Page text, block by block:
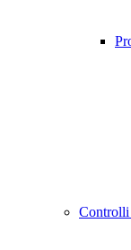
Controlli